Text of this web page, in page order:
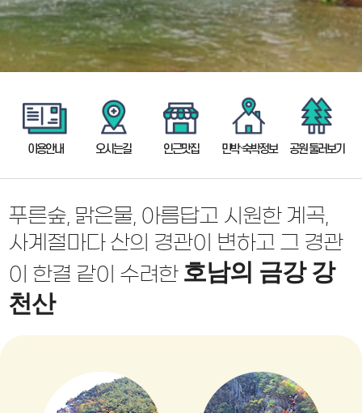
이용안내 오시는길 인근맛집 민박·숙박정보 공원 둘러보기
푸른숲, 맑은물, 아름답고 시원한 계곡,
사계절마다 산의 경관이 변하고 그 경관
이 한결 같이 수려한 호남의 금강 강
천산